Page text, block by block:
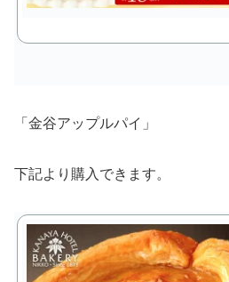
「金谷アップルパイ」
下記より購入できます。